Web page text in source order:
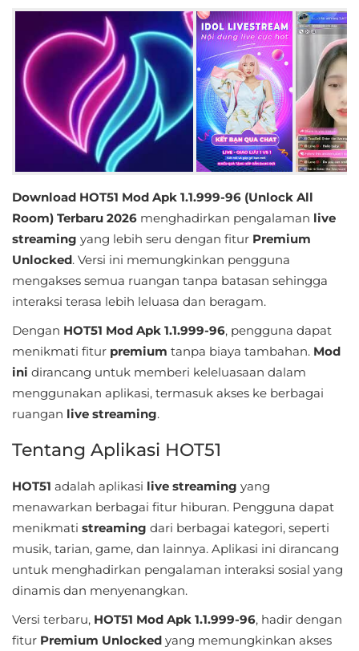
Casual
Educational
First
Person
Horror
Music
Puzzle
Racing
Role
Playing
Sandbox
Sports
Standalone
Story-
Strategi
Download HOT51 Mod Apk 1.1.999-96 (Unlock All
Room) Terbaru 2026 menghadirkan pengalaman live
streaming yang lebih seru dengan fitur Premium
Unlocked. Versi ini memungkinkan pengguna
mengakses semua ruangan tanpa batasan sehingga
interaksi terasa lebih leluasa dan beragam.
Dengan HOT51 Mod Apk 1.1.999-96, pengguna dapat
menikmati fitur premium tanpa biaya tambahan. Mod
ini dirancang untuk memberi keleluasaan dalam
menggunakan aplikasi, termasuk akses ke berbagai
ruangan live streaming.
Tentang Aplikasi HOT51
HOT51 adalah aplikasi live streaming yang
menawarkan berbagai fitur hiburan. Pengguna dapat
menikmati streaming dari berbagai kategori, seperti
musik, tarian, game, dan lainnya. Aplikasi ini dirancang
untuk menghadirkan pengalaman interaksi sosial yang
dinamis dan menyenangkan.
Versi terbaru, HOT51 Mod Apk 1.1.999-96, hadir dengan
fitur Premium Unlocked yang memungkinkan akses